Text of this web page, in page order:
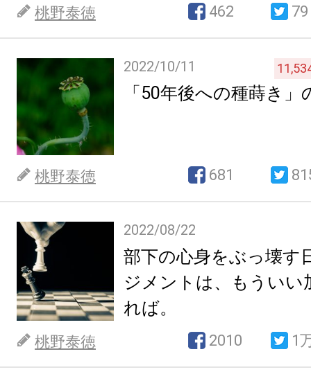
桃野泰徳 462 79
2022/10/11
「50年後への種蒔き」
桃野泰徳 681
2022/08/22
部下の心身をぶっ壊す
ジメントは、もういい
れば。
桃野泰徳 2010 1